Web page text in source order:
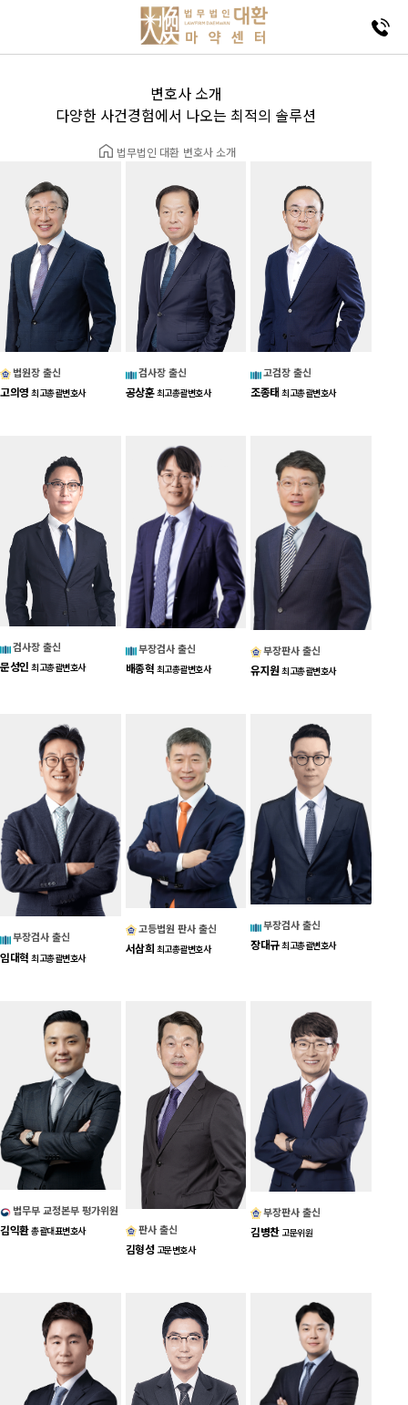
변호사 소개
다양한 사건경험에서 나오는 최적의 솔루션
법무법인 대환 변호사 소개
법원장 출신
고의영 최고총괄변호사
검사장 출신
공상훈최고총괄변호사
고검장 출신
조종태 최고총괄변호사
검사장 출신
문성인 최고총괄변호사
부장검사 출신
배종혁 최고총괄변호사
부장판사 출신
유지원최고총괄변호사
부장검사 출신
임대혁 최고총괄변호사
고등법원 판사 출신
서삼희 최고총괄변호사
부장검사 출신
장대규최고총괄변호사
법무부 교정본부 평가위원
김익환총괄대표변호사 판사 출신
김형성고문변호사
부장판사 출신
김병찬고문위원